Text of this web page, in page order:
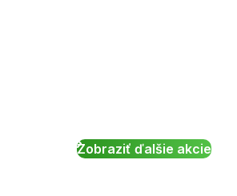
Zobraziť ďalšie akcie